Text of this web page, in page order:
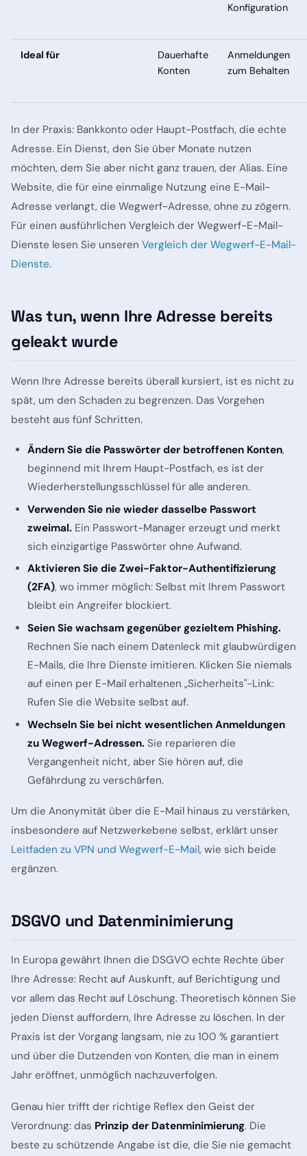
Konfiguration
Ideal für
Dauerhafte
Konten
Anmeldungen
zum Behalten
In der Praxis: Bankkonto oder Haupt-Postfach, die echte
Adresse. Ein Dienst, den Sie über Monate nutzen
möchten, dem Sie aber nicht ganz trauen, der Alias. Eine
Website, die für eine einmalige Nutzung eine E-Mail-
Adresse verlangt, die Wegwerf-Adresse, ohne zu zögern.
Für einen ausführlichen Vergleich der Wegwerf-E-Mail-
Dienste lesen Sie unseren Vergleich der Wegwerf-E-Mail-
Dienste.
Was tun, wenn Ihre Adresse bereits
geleakt wurde
Wenn Ihre Adresse bereits überall kursiert, ist es nicht zu
spät, um den Schaden zu begrenzen. Das Vorgehen
besteht aus fünf Schritten.
Ändern Sie die Passwörter der betroffenen Konten,
beginnend mit Ihrem Haupt-Postfach, es ist der
Wiederherstellungsschlüssel für alle anderen.
Verwenden Sie nie wieder dasselbe Passwort
zweimal. Ein Passwort-Manager erzeugt und merkt
sich einzigartige Passwörter ohne Aufwand.
Aktivieren Sie die Zwei-Faktor-Authentifizierung
(2FA), wo immer möglich: Selbst mit Ihrem Passwort
bleibt ein Angreifer blockiert.
Seien Sie wachsam gegenüber gezieltem Phishing.
Rechnen Sie nach einem Datenleck mit glaubwürdigen
E-Mails, die Ihre Dienste imitieren. Klicken Sie niemals
auf einen per E-Mail erhaltenen „Sicherheits"-Link:
Rufen Sie die Website selbst auf.
Wechseln Sie bei nicht wesentlichen Anmeldungen
zu Wegwerf-Adressen. Sie reparieren die
Vergangenheit nicht, aber Sie hören auf, die
Gefährdung zu verschärfen.
Um die Anonymität über die E-Mail hinaus zu verstärken,
insbesondere auf Netzwerkebene selbst, erklärt unser
Leitfaden zu VPN und Wegwerf-E-Mail, wie sich beide
ergänzen.
DSGVO und Datenminimierung
In Europa gewährt Ihnen die DSGVO echte Rechte über
Ihre Adresse: Recht auf Auskunft, auf Berichtigung und
vor allem das Recht auf Löschung. Theoretisch können Sie
jeden Dienst auffordern, Ihre Adresse zu löschen. In der
Praxis ist der Vorgang langsam, nie zu 100 % garantiert
und über die Dutzenden von Konten, die man in einem
Jahr eröffnet, unmöglich nachzuverfolgen.
Genau hier trifft der richtige Reflex den Geist der
Verordnung: das Prinzip der Datenminimierung. Die
beste zu schützende Angabe ist die, die Sie nie gemacht